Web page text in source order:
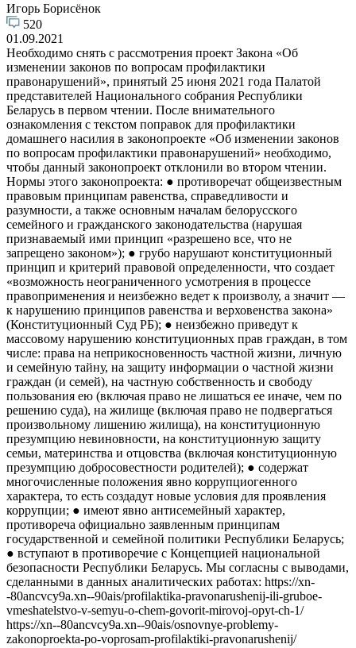
Игорь Борисёнок
520
01.09.2021
Необходимо снять с рассмотрения проект Закона «Об
изменении законов по вопросам профилактики
правонарушений», принятый 25 июня 2021 года Палатой
представителей Национального собрания Республики
Беларусь в первом чтении. После внимательного
ознакомления с текстом поправок для профилактики
домашнего насилия в законопроекте «Об изменении законов
по вопросам профилактики правонарушений» необходимо,
чтобы данный законопроект отклонили во втором чтении.
Нормы этого законопроекта: ● противоречат общеизвестным
правовым принципам равенства, справедливости и
разумности, а также основным началам белорусского
семейного и гражданского законодательства (нарушая
признаваемый ими принцип «разрешено все, что не
запрещено законом»); ● грубо нарушают конституционный
принцип и критерий правовой определенности, что создает
«возможность неограниченного усмотрения в процессе
правоприменения и неизбежно ведет к произволу, а значит —
к нарушению принципов равенства и верховенства закона»
(Конституционный Суд РБ); ● неизбежно приведут к
массовому нарушению конституционных прав граждан, в том
числе: права на неприкосновенность частной жизни, личную
и семейную тайну, на защиту информации о частной жизни
граждан (и семей), на частную собственность и свободу
пользования ею (включая право не лишаться ее иначе, чем по
решению суда), на жилище (включая право не подвергаться
произвольному лишению жилища), на конституционную
презумпцию невиновности, на конституционную защиту
семьи, материнства и отцовства (включая конституционную
презумпцию добросовестности родителей); ● содержат
многочисленные положения явно коррупциогенного
характера, то есть создадут новые условия для проявления
коррупции; ● имеют явно антисемейный характер,
противореча официально заявленным принципам
государственной и семейной политики Республики Беларусь;
● вступают в противоречие с Концепцией национальной
безопасности Республики Беларусь. Мы согласны с выводами,
сделанными в данных аналитических работах: https://xn-
-80ancvcy9a.xn--90ais/profilaktika-pravonarushenij-ili-gruboe-
vmeshatelstvo-v-semyu-o-chem-govorit-mirovoj-opyt-ch-1/
https://xn--80ancvcy9a.xn--90ais/osnovnye-problemy-
zakonoproekta-po-voprosam-profilaktiki-pravonarushenij/